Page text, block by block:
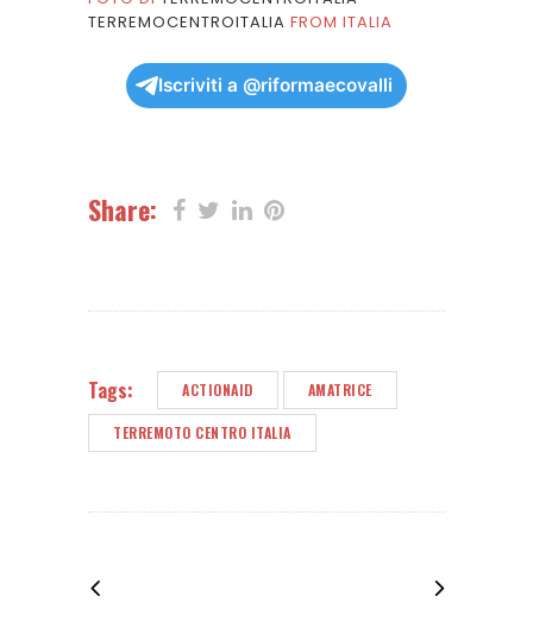
TERREMOCENTROITALIA FROM ITALIA
Iscriviti a @riformaecovalli
Share:
Tags: ACTIONAID AMATRICE
TERREMOTO CENTRO ITALIA